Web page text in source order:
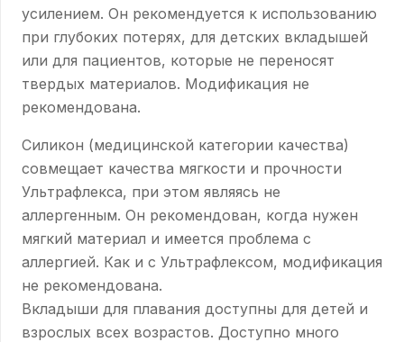
усилением. Он рекомендуется к использованию
при глубоких потерях, для детских вкладышей
или для пациентов, которые не переносят
твердых материалов. Модификация не
рекомендована.
Силикон (медицинской категории качества)
совмещает качества мягкости и прочности
Ультрафлекса, при этом являясь не
аллергенным. Он рекомендован, когда нужен
мягкий материал и имеется проблема с
аллергией. Как и с Ультрафлексом, модификация
не рекомендована.
Вкладыши для плавания доступны для детей и
взрослых всех возрастов. Доступно много